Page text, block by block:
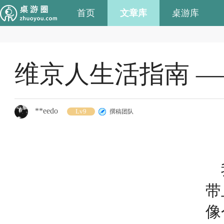
首页 文章库 桌游库
维京人生活指南
**eedo Lv9 撰稿团队